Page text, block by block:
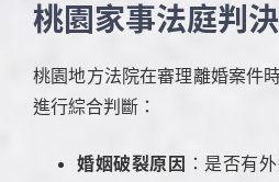
桃園家事法庭判
桃園地方法院在審理離婚案件
進行綜合判斷：
婚姻破裂原因 ：是否有